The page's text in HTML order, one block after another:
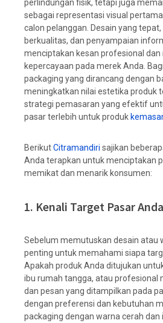
perlindungan fisik, tetapi juga
sebagai representasi visual
calon pelanggan. Desain yang
berkualitas, dan penyampaian
menciptakan kesan profesional
kepercayaan pada merek Anda.
packaging yang dirancang dengan
meningkatkan nilai estetika produk
strategi pemasaran yang efektif
pasar terlebih untuk produk
BerikutCitramandiri sajikan
Anda terapkan untuk menciptakan
memikat dan menarik konsumen:
1. Kenali Target Pasar Anda
Sebelum memutuskan desain atau
penting untuk memahami siapa
Apakah produk Anda ditujukan
ibu rumah tangga, atau profesional
dan pesan yang ditampilkan pada
dengan preferensi dan kebutuhan
packaging dengan warna cerah dan